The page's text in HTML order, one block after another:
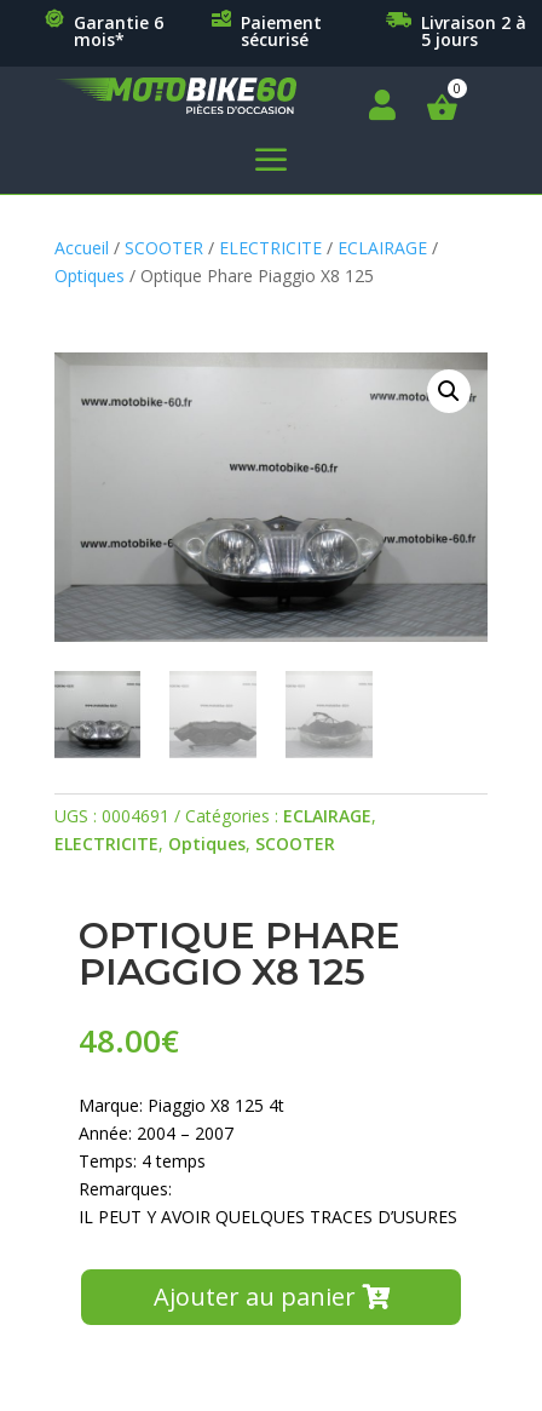
Garantie 6
mois*
Paiement
sécurisé
Livraison 2 à
5 jours

a
Accueil / SCOOTER / ELECTRICITE/ ECLAIRAGE/
Optiques / Optique Phare Piaggio X8 125
UGS : 0004691 Catégories : ECLAIRAGE,
ELECTRICITE, Optiques, SCOOTER
OPTIQUE PHARE
PIAGGIO X8 125
48.00€
Marque: Piaggio X8 125 4t
Année: 2004 – 2007
Temps: 4 temps
Remarques:
IL PEUT Y AVOIR QUELQUES TRACES D’USURES
Ajouter au panier